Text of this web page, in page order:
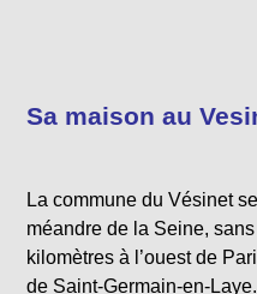
Sa maison au
La commune du Vésinet
méandre de la Seine,
kilomètres à l’ouest de
de Saint-Germain-en-